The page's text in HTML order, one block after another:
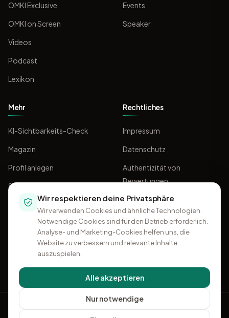
OMKI Exclusive
OMKI on Screen
Videos
Podcast
Lexikon
Events
Speaker
Mehr
KI-Sichtbarkeits-Check
Magazin
Profil anlegen
Sponsoring
Rechtliches
Impressum
Datenschutz
Authentizität von
Bewertungen
AGB
OMKI
Wir respektieren deine Privatsphäre
Wir verwenden Cookies und ähnliche Technologien.
Notwendige Cookies sind für den Betrieb erforderlich.
Analyse- und Marketing-Cookies helfen uns, die
Website zu verbessern und relevante Inhalte
auszuspielen.
Alle akzeptieren
Nur notwendige